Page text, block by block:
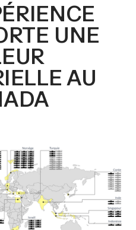
UNE
AU